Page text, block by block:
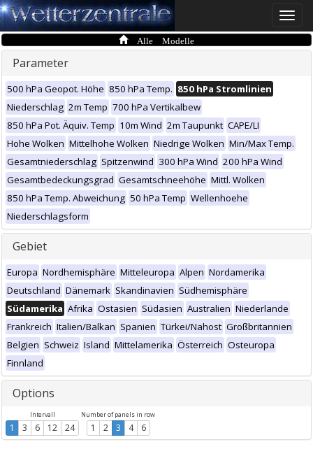
Toggle
Alle Modelle
Parameter
500 hPa Geopot. Höhe 850 hPa Temp. 850 hPa Stromlinien
Niederschlag 2m Temp 700 hPa Vertikalbew
850 hPa Pot. Äquiv. Temp 10m Wind 2m Taupunkt CAPE/LI
Hohe Wolken Mittelhohe Wolken Niedrige Wolken Min/Max Temp.
Gesamtniederschlag Spitzenwind 300 hPa Wind 200 hPa Wind
Gesamtbedeckungsgrad Gesamtschneehöhe Mittl. Wolken
850 hPa Temp. Abweichung 50 hPa Temp Wellenhoehe
Niederschlagsform
Gebiet
Europa Nordhemisphäre Mitteleuropa Alpen Nordamerika
Deutschland Dänemark Skandinavien Südhemisphäre
Südamerika Afrika Ostasien Südasien Australien Niederlande
Frankreich Italien/Balkan Spanien Türkei/Nahost Großbritannien
Belgien Schweiz Island Mittelamerika Österreich Osteuropa
Finnland
Options
Intervall
1 3 6 12 24
Number of panels in row
1 2 3 4 6